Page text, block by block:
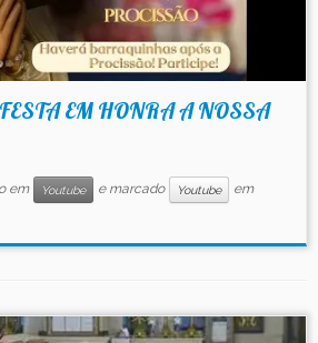
EM HONRA A NOSSA
em Youtube e marcado Youtube
em